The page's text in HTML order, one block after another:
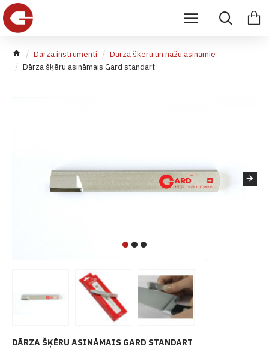
Dārza instrumenti
Dārza šķēru un nažu asināmie
Dārza šķēru asināmais Gard standart
DĀRZA ŠĶĒRU ASINĀMAIS GARD STANDART